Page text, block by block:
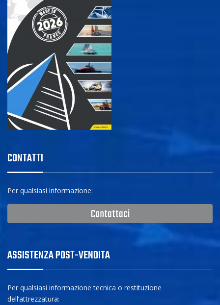
CONTATTI
Per qualsiasi informazione:
Contattaci
ASSISTENZA POST-VENDITA
Per qualsiasi informazione tecnica o restituzione
dell’attrezzatura: